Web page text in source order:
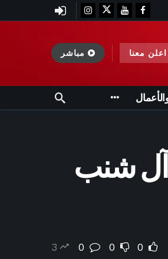
اعلن معنا مباشر
آل شنب
0
0
0
3